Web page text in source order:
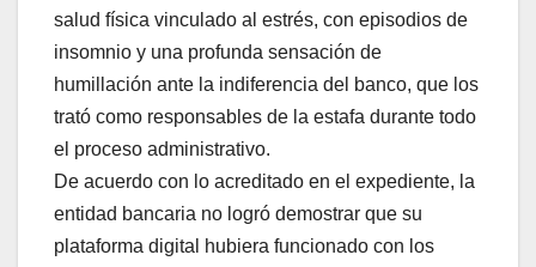
salud física vinculado al estrés, con episodios de
insomnio y una profunda sensación de
humillación ante la indiferencia del banco, que los
trató como responsables de la estafa durante todo
el proceso administrativo.
De acuerdo con lo acreditado en el expediente, la
entidad bancaria no logró demostrar que su
plataforma digital hubiera funcionado con los